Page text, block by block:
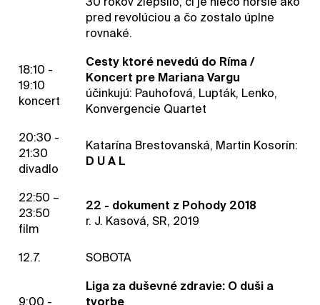
pred revolúciou a čo zostalo úplne
rovnaké.
18:10 -
19:10
koncert
Cesty ktoré nevedú do Ríma /
Koncert pre Mariana Vargu
účinkujú: Pauhofová, Lupták, Lenko,
Konvergencie Quartet
20:30 -
21:30
divadlo
Katarína Brestovanská, Martin Kosorín:
D U A L
22:50 –
23:50
film
22 - dokument z Pohody 2018
r. J. Kasová, SR, 2019
12.7. SOBOTA
9:00 -
Liga za duševné zdravie: O duši a
tvorbe